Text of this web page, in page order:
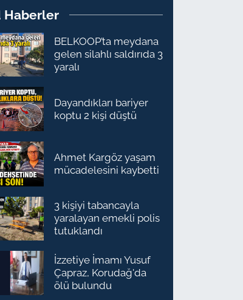
Haberler
BELKOOP’ta meydana
gelen silahlı saldırıda 3
yaralı
Dayandıkları bariyer
koptu 2 kişi düştü
Ahmet Kargöz yaşam
mücadelesini kaybetti
3 kişiyi tabancayla
yaralayan emekli polis
tutuklandı
İzzetiye İmamı Yusuf
Çapraz, Korudağ'da
ölü bulundu